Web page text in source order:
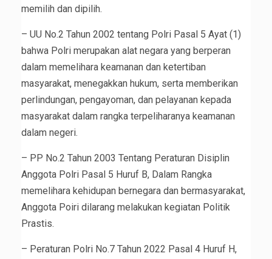
memilih dan dipilih.
– UU No.2 Tahun 2002 tentang Polri Pasal 5 Ayat (1)
bahwa Polri merupakan alat negara yang berperan
dalam memelihara keamanan dan ketertiban
masyarakat, menegakkan hukum, serta memberikan
perlindungan, pengayoman, dan pelayanan kepada
masyarakat dalam rangka terpeliharanya keamanan
dalam negeri.
– PP No.2 Tahun 2003 Tentang Peraturan Disiplin
Anggota Polri Pasal 5 Huruf B, Dalam Rangka
memelihara kehidupan bernegara dan bermasyarakat,
Anggota Poiri dilarang melakukan kegiatan Politik
Prastis.
– Peraturan Polri No.7 Tahun 2022 Pasal 4 Huruf H,